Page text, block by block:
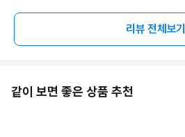
리뷰 전체보기
같이 보면 좋은 상품 추천